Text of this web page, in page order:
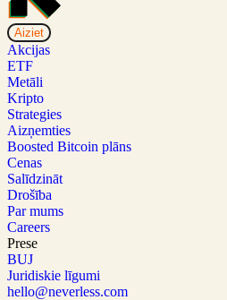
Aiziet
Akcijas
ETF
Metāli
Kripto
Strategies
Aizņemties
Boosted Bitcoin plāns
Cenas
Salīdzināt
Drošība
Par mums
Careers
Prese
BUJ
Juridiskie līgumi
hello@neverless.com